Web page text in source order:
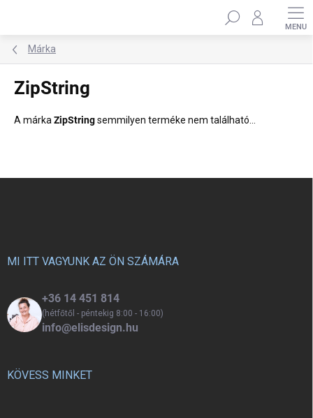
tartalomhoz
Keresés
Márka
ZipString
A márka ZipStringsemmilyen terméke nem található...
MI ITT VAGYUNK AZ ÖN SZÁMÁRA
+36 14 451 814
(hétfőtől - péntekig 8:00 - 16:00)
info@elisdesign.hu
KÖVESS MINKET